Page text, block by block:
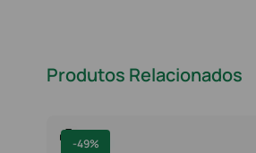
Produtos Relacionados
-49%